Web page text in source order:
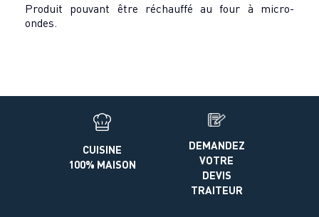
Produit pouvant être réchauffé au four à micro-
ondes.
CUISINE
100% MAISON
DEMANDEZ
VOTRE
DEVIS
TRAITEUR